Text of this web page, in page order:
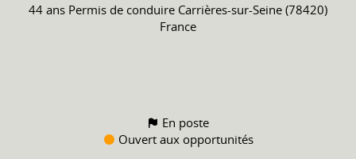
44 ans Permis de conduire Carrières-sur-Seine (78420)
France
En poste
Ouvert aux opportunités